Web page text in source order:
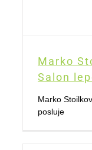
Marko
Salon
Marko
posluje